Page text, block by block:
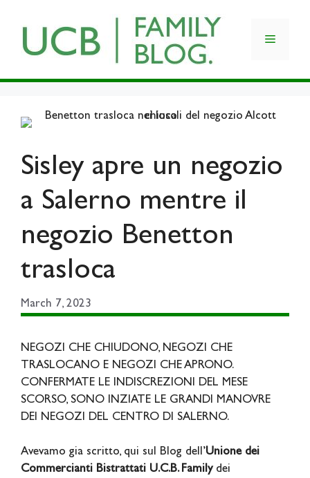
content
Menu
Sisley apre un negozio
a Salerno mentre il
negozio Benetton
trasloca
March 7, 2023
NEGOZI CHE CHIUDONO, NEGOZI CHE
TRASLOCANO E NEGOZI CHE APRONO.
CONFERMATE LE INDISCREZIONI DEL MESE
SCORSO, SONO INZIATE LE GRANDI MANOVRE
DEI NEGOZI DEL CENTRO DI SALERNO.
Avevamo gia scritto, qui sul Blog dell’Unione dei
Commercianti Bistrattati U.C.B. Familydei